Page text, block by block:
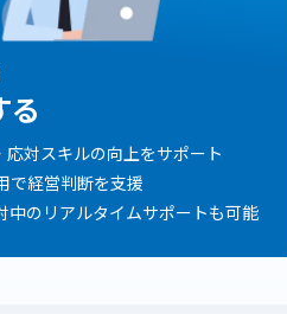
る
応対スキルの向上をサポート
で経営判断を支援
中のリアルタイムサポートも可能